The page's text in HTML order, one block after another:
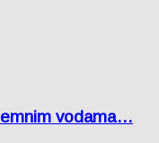
vodama…